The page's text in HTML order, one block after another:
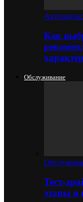
Как
Обслуживание
Тест-
этапы и